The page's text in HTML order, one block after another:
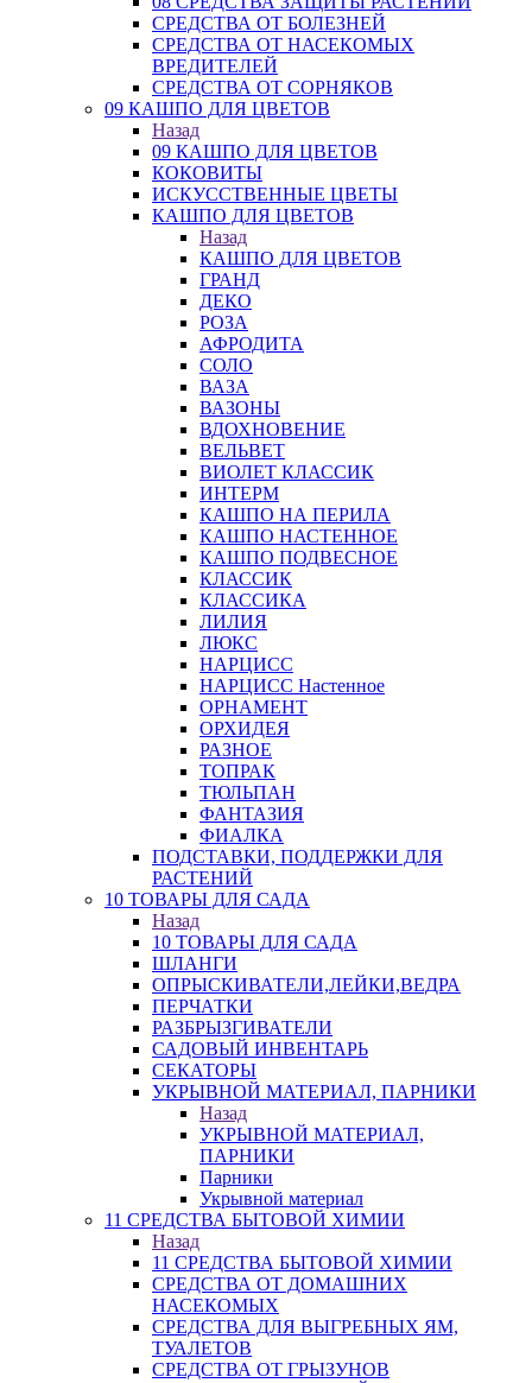
СРЕДСТВА ОТ БОЛЕЗНЕЙ
СРЕДСТВА ОТ НАСЕКОМЫХ
ВРЕДИТЕЛЕЙ
СРЕДСТВА ОТ СОРНЯКОВ
09 КАШПО ДЛЯ ЦВЕТОВ
Назад
09 КАШПО ДЛЯ ЦВЕТОВ
КОКОВИТЫ
ИСКУССТВЕННЫЕ ЦВЕТЫ
КАШПО ДЛЯ ЦВЕТОВ
Назад
КАШПО ДЛЯ ЦВЕТОВ
ГРАНД
ДЕКО
РОЗА
АФРОДИТА
СОЛО
ВАЗА
ВАЗОНЫ
ВДОХНОВЕНИЕ
ВЕЛЬВЕТ
ВИОЛЕТ КЛАССИК
ИНТЕРМ
КАШПО НА ПЕРИЛА
КАШПО НАСТЕННОЕ
КАШПО ПОДВЕСНОЕ
КЛАССИК
КЛАССИКА
ЛИЛИЯ
ЛЮКС
НАРЦИСС
НАРЦИСС Настенное
ОРНАМЕНТ
ОРХИДЕЯ
РАЗНОЕ
ТОПРАК
ТЮЛЬПАН
ФАНТАЗИЯ
ФИАЛКА
ПОДСТАВКИ, ПОДДЕРЖКИ ДЛЯ
РАСТЕНИЙ
10 ТОВАРЫ ДЛЯ САДА
Назад
10 ТОВАРЫ ДЛЯ САДА
ШЛАНГИ
ОПРЫСКИВАТЕЛИ,ЛЕЙКИ,ВЕДРА
ПЕРЧАТКИ
РАЗБРЫЗГИВАТЕЛИ
САДОВЫЙ ИНВЕНТАРЬ
СЕКАТОРЫ
УКРЫВНОЙ МАТЕРИАЛ, ПАРНИКИ
Назад
УКРЫВНОЙ МАТЕРИАЛ,
ПАРНИКИ
Парники
Укрывной материал
11 СРЕДСТВА БЫТОВОЙ ХИМИИ
Назад
11 СРЕДСТВА БЫТОВОЙ ХИМИИ
СРЕДСТВА ОТ ДОМАШНИХ
НАСЕКОМЫХ
СРЕДСТВА ДЛЯ ВЫГРЕБНЫХ ЯМ,
ТУАЛЕТОВ
СРЕДСТВА ОТ ГРЫЗУНОВ